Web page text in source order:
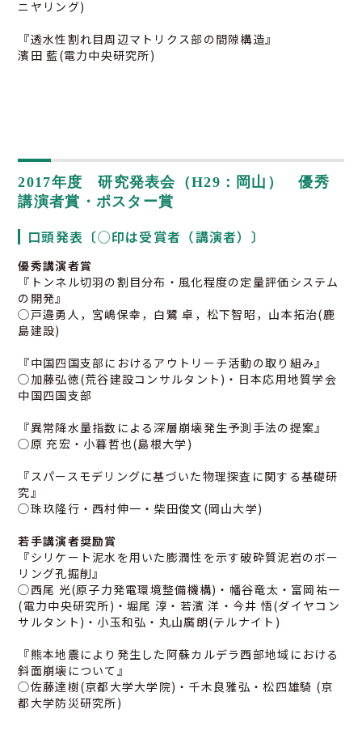
ニヤリング)
『透水性割れ目周辺マトリクス部の間隙構造』
濱田 藍(電力中央研究所)
2017年度 研究発表会（H29：岡山） 優秀
講演者賞・ポスター賞
口頭発表〔◯印は受賞者（講演者）〕
優秀講演者賞
『トンネル切羽の割目分布・風化程度の定量評価システム
の開発』
◯戸邉勇人，宮嶋保幸，白鷺 卓，松下智昭，山本拓治(鹿
島建設)
『中国四国支部におけるアウトリーチ活動の取り組み』
◯加藤弘徳(荒谷建設コンサルタント)・日本応用地質学会
中国四国支部
『異常降水量指数による深層崩壊発生予測手法の提案』
◯原 充宏・小暮哲也(島根大学)
『スパースモデリングに基づいた物理探査に関する基礎研
究』
◯珠玖隆行・西村伸一・柴田俊文(岡山大学)
若手講演者奨励賞
『シリケート泥水を用いた膨潤性を示す破砕質泥岩のボー
リング孔掘削』
◯西尾 光(原子力発電環境整備機構)・幡谷竜太・富岡祐一
(電力中央研究所)・堀尾 淳・若濱 洋・今井 悟(ダイヤコン
サルタント)・小玉和弘・丸山廣朗(テルナイト)
『熊本地震により発生した阿蘇カルデラ西部地域における
斜面崩壊について』
◯佐藤達樹(京都大学大学院)・千木良雅弘・松四雄騎 (京
都大学防災研究所)